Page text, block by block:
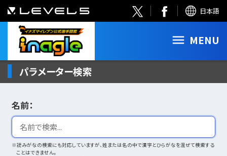
日本語
MENU
パラメーター検索
名前：
※読みがなの検索にも対応していますが、姓または名の中で漢字とひらがなを混ぜて検索する
ことはできません。